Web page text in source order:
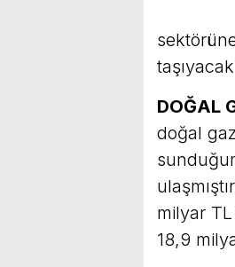
DOĞAL
doğal
milyar TL
18,9